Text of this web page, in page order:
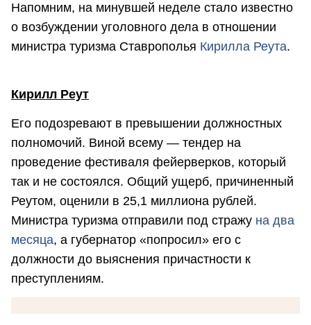
Напомним, на минувшей неделе стало известно
о возбуждении уголовного дела в отношении
министра туризма Ставрополья Кирилла Реута.
Кирилл Реут
Его подозревают в превышении должностных
полномочий. Виной всему — тендер на
проведение фестиваля фейерверков, который
так и не состоялся. Общий ущерб, причиненный
Реутом, оценили в 25,1 миллиона рублей.
Министра туризма отправили под стражу на два
месяца, а губернатор «попросил» его с
должности до выяснения причастности к
преступлениям.